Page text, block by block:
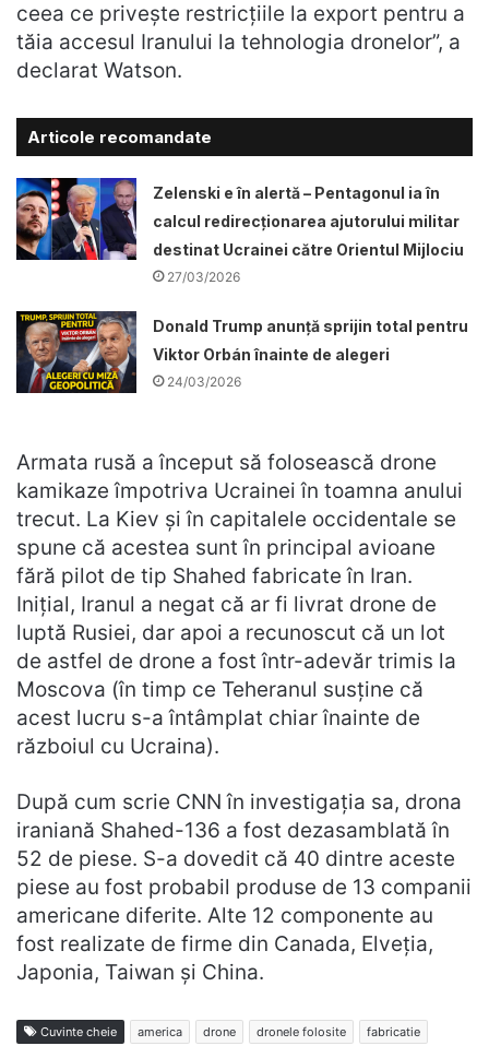
ceea ce privește restricțiile la export pentru a
tăia accesul Iranului la tehnologia dronelor”, a
declarat Watson.
Articole recomandate
Zelenski e în alertă – Pentagonul ia în
calcul redirecționarea ajutorului militar
destinat Ucrainei către Orientul Mijlociu
27/03/2026
Donald Trump anunță sprijin total pentru
Viktor Orbán înainte de alegeri
24/03/2026
Armata rusă a început să folosească drone
kamikaze împotriva Ucrainei în toamna anului
trecut. La Kiev și în capitalele occidentale se
spune că acestea sunt în principal avioane
fără pilot de tip Shahed fabricate în Iran.
Inițial, Iranul a negat că ar fi livrat drone de
luptă Rusiei, dar apoi a recunoscut că un lot
de astfel de drone a fost într-adevăr trimis la
Moscova (în timp ce Teheranul susține că
acest lucru s-a întâmplat chiar înainte de
războiul cu Ucraina).
După cum scrie CNN în investigația sa, drona
iraniană Shahed-136 a fost dezasamblată în
52 de piese. S-a dovedit că 40 dintre aceste
piese au fost probabil produse de 13 companii
americane diferite. Alte 12 componente au
fost realizate de firme din Canada, Elveția,
Japonia, Taiwan și China.
Cuvinte cheie america drone dronele folosite
fabricatie